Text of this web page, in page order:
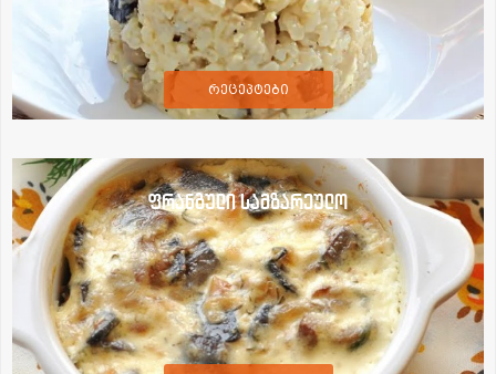
რეცეპტები
ფრანგული სამზარეულო